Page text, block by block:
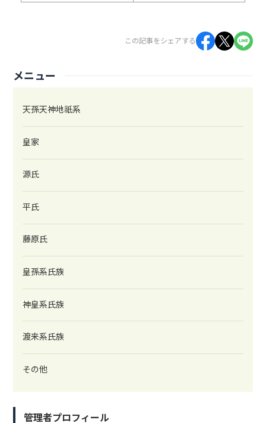
この記事をシェアする
メニュー
天孫天神地祇系
皇家
源氏
平氏
藤原氏
皇孫系氏族
神皇系氏族
渡来系氏族
その他
管理者プロフィール